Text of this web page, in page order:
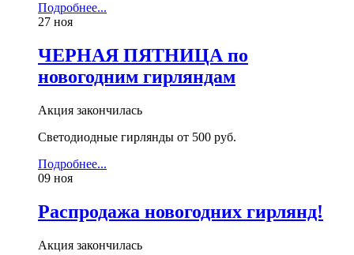
Подробнее...
27 ноя
ЧЕРНАЯ ПЯТНИЦА по
новогодним гирляндам
Акция закончилась
Светодиодные гирлянды от 500 руб.
Подробнее...
09 ноя
Распродажа новогодних гирлянд!
Акция закончилась